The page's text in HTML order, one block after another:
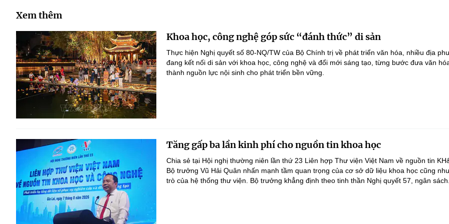
Xem thêm
Khoa học, công nghệ góp sức “đánh thức” di sản
Thực hiện Nghị quyết số 80-NQ/TW của Bộ Chính trị về phát triển văn hóa, nhiều địa
đang kết nối di sản với khoa học, công nghệ và đổi mới sáng tạo, từng bước đưa văn
thành nguồn lực nội sinh cho phát triển bền vững.
Tăng gấp ba lần kinh phí cho nguồn tin khoa học
Chia sẻ tại Hội nghị thường niên lần thứ 23 Liên hợp Thư viện Việt Nam về nguồn tin
Bộ trưởng Vũ Hải Quân nhấn mạnh tầm quan trọng của cơ sở dữ liệu khoa học cũng
trò của hệ thống thư viện. Bộ trưởng khẳng định theo tinh thần Nghị quyết 57, ngân